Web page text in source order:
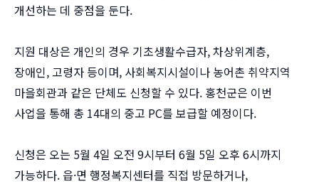
개선하는 데 중점을 둔다.
지원 대상은 개인의 경우 기초생활수급자, 차상위계층,
장애인, 고령자 등이며, 사회복지시설이나 농어촌 취약지역
마을회관과 같은 단체도 신청할 수 있다. 홍천군은 이번
사업을 통해 총 14대의 중고 PC를 보급할 예정이다.
신청은 오는 5월 4일 오전 9시부터 6월 5일 오후 6시까지
가능하다. 읍·면 행정복지센터를 직접 방문하거나,